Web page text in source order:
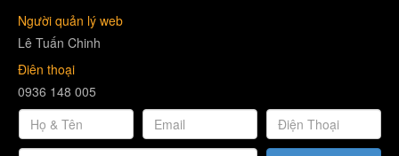
Người quản lý web
Lê Tuấn Chinh
Điên thoại
0936 148 005